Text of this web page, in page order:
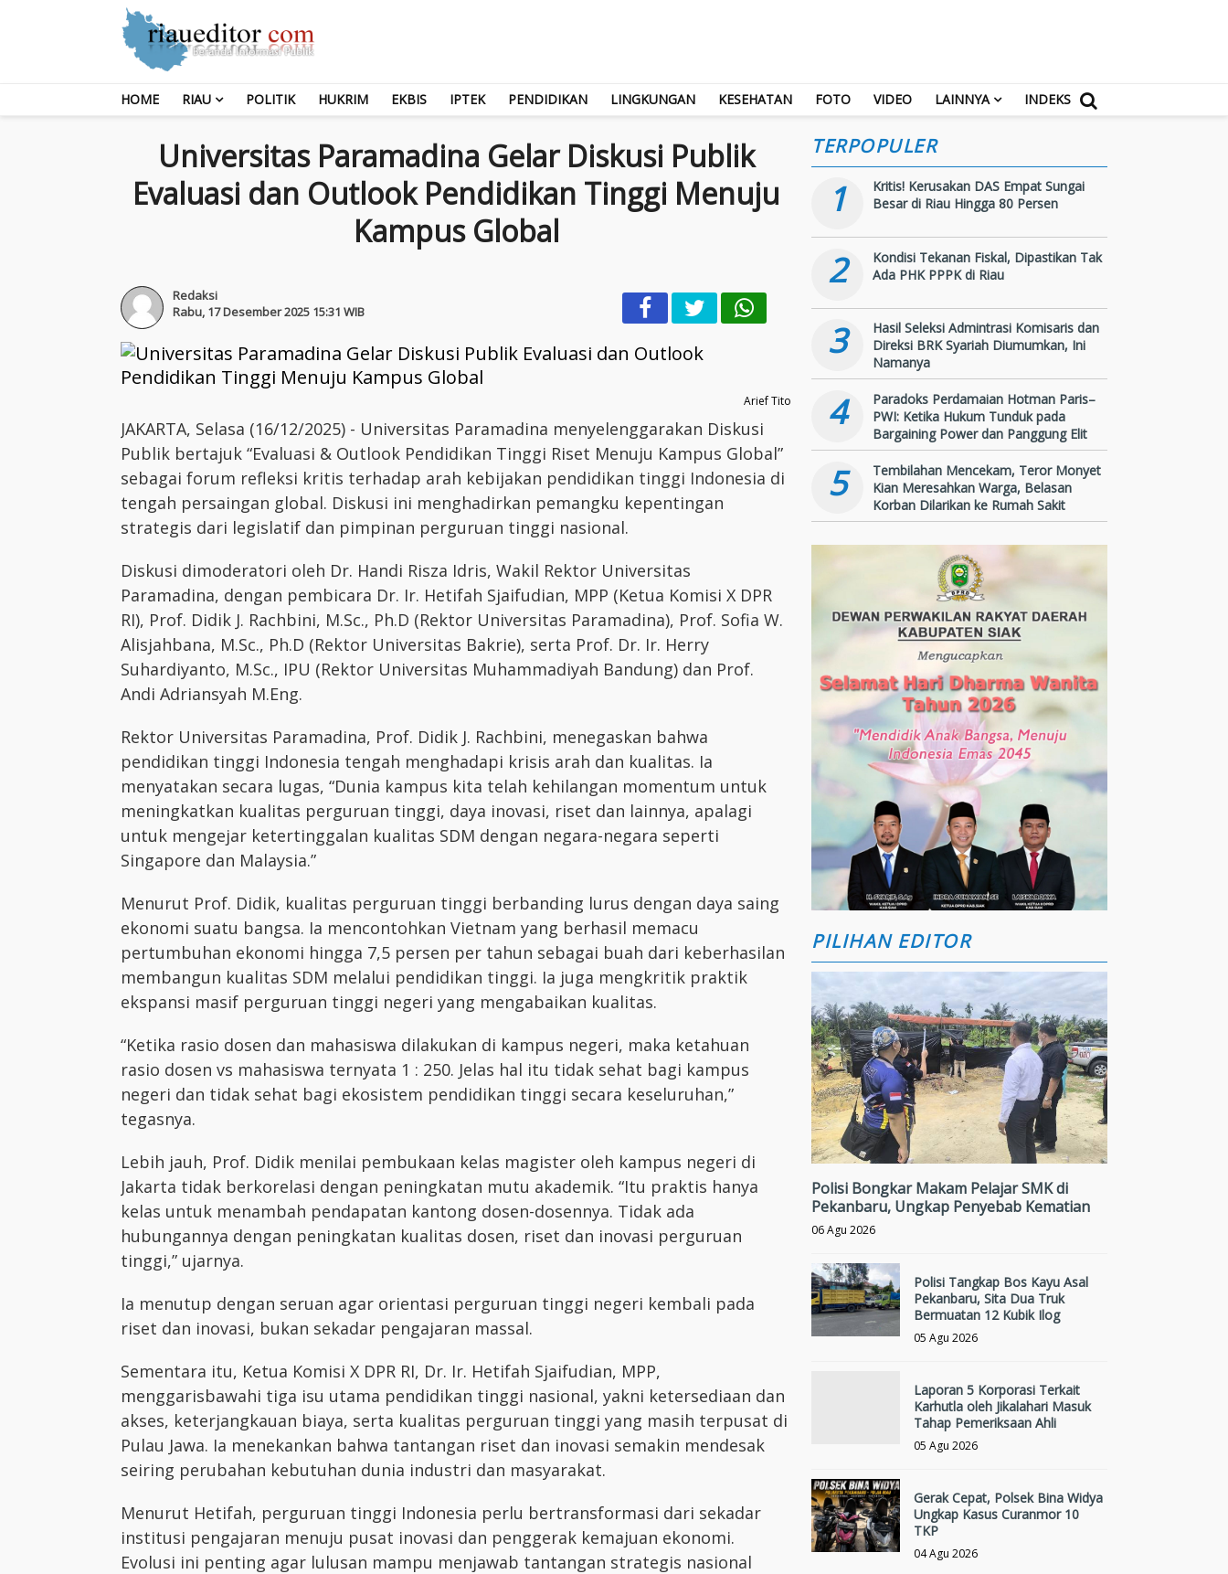
HOME RIAU POLITIK HUKRIM EKBIS IPTEK PENDIDIKAN LINGKUNGAN KESEHATAN FOTO VIDEO LAINNYA INDEKS
Universitas Paramadina Gelar Diskusi Publik
Evaluasi dan Outlook Pendidikan Tinggi Menuju
Kampus Global
Redaksi
Rabu, 17 Desember 2025 15:31 WIB
Arief Tito
JAKARTA, Selasa (16/12/2025) - Universitas Paramadina menyelenggarakan Diskusi
Publik bertajuk “Evaluasi & Outlook Pendidikan Tinggi Riset Menuju Kampus Global”
sebagai forum refleksi kritis terhadap arah kebijakan pendidikan tinggi Indonesia di
tengah persaingan global. Diskusi ini menghadirkan pemangku kepentingan
strategis dari legislatif dan pimpinan perguruan tinggi nasional.
Diskusi dimoderatori oleh Dr. Handi Risza Idris, Wakil Rektor Universitas
Paramadina, dengan pembicara Dr. Ir. Hetifah Sjaifudian, MPP (Ketua Komisi X DPR
RI), Prof. Didik J. Rachbini, M.Sc., Ph.D (Rektor Universitas Paramadina), Prof. Sofia W.
Alisjahbana, M.Sc., Ph.D (Rektor Universitas Bakrie), serta Prof. Dr. Ir. Herry
Suhardiyanto, M.Sc., IPU (Rektor Universitas Muhammadiyah Bandung) dan Prof.
Andi Adriansyah M.Eng.
Rektor Universitas Paramadina, Prof. Didik J. Rachbini, menegaskan bahwa
pendidikan tinggi Indonesia tengah menghadapi krisis arah dan kualitas. Ia
menyatakan secara lugas, “Dunia kampus kita telah kehilangan momentum untuk
meningkatkan kualitas perguruan tinggi, daya inovasi, riset dan lainnya, apalagi
untuk mengejar ketertinggalan kualitas SDM dengan negara-negara seperti
Singapore dan Malaysia.”
Menurut Prof. Didik, kualitas perguruan tinggi berbanding lurus dengan daya saing
ekonomi suatu bangsa. Ia mencontohkan Vietnam yang berhasil memacu
pertumbuhan ekonomi hingga 7,5 persen per tahun sebagai buah dari keberhasilan
membangun kualitas SDM melalui pendidikan tinggi. Ia juga mengkritik praktik
ekspansi masif perguruan tinggi negeri yang mengabaikan kualitas.
“Ketika rasio dosen dan mahasiswa dilakukan di kampus negeri, maka ketahuan
rasio dosen vs mahasiswa ternyata 1 : 250. Jelas hal itu tidak sehat bagi kampus
negeri dan tidak sehat bagi ekosistem pendidikan tinggi secara keseluruhan,”
tegasnya.
Lebih jauh, Prof. Didik menilai pembukaan kelas magister oleh kampus negeri di
Jakarta tidak berkorelasi dengan peningkatan mutu akademik. “Itu praktis hanya
kelas untuk menambah pendapatan kantong dosen-dosennya. Tidak ada
hubungannya dengan peningkatan kualitas dosen, riset dan inovasi perguruan
tinggi,” ujarnya.
Ia menutup dengan seruan agar orientasi perguruan tinggi negeri kembali pada
riset dan inovasi, bukan sekadar pengajaran massal.
Sementara itu, Ketua Komisi X DPR RI, Dr. Ir. Hetifah Sjaifudian, MPP,
menggarisbawahi tiga isu utama pendidikan tinggi nasional, yakni ketersediaan dan
akses, keterjangkauan biaya, serta kualitas perguruan tinggi yang masih terpusat di
Pulau Jawa. Ia menekankan bahwa tantangan riset dan inovasi semakin mendesak
seiring perubahan kebutuhan dunia industri dan masyarakat.
Menurut Hetifah, perguruan tinggi Indonesia perlu bertransformasi dari sekadar
institusi pengajaran menuju pusat inovasi dan penggerak kemajuan ekonomi.
Evolusi ini penting agar lulusan mampu menjawab tantangan strategis nasional
TERPOPULER
1
Kritis! Kerusakan DAS Empat Sungai
Besar di Riau Hingga 80 Persen
2
Kondisi Tekanan Fiskal, Dipastikan Tak
Ada PHK PPPK di Riau
3
Hasil Seleksi Admintrasi Komisaris dan
Direksi BRK Syariah Diumumkan, Ini
Namanya
4
Paradoks Perdamaian Hotman Paris–
PWI: Ketika Hukum Tunduk pada
Bargaining Power dan Panggung Elit
5
Tembilahan Mencekam, Teror Monyet
Kian Meresahkan Warga, Belasan
Korban Dilarikan ke Rumah Sakit
PILIHAN EDITOR
Polisi Bongkar Makam Pelajar SMK di
Pekanbaru, Ungkap Penyebab Kematian
06 Agu 2026
Polisi Tangkap Bos Kayu Asal
Pekanbaru, Sita Dua Truk
Bermuatan 12 Kubik Ilog
05 Agu 2026
Laporan 5 Korporasi Terkait
Karhutla oleh Jikalahari Masuk
Tahap Pemeriksaan Ahli
05 Agu 2026
Gerak Cepat, Polsek Bina Widya
Ungkap Kasus Curanmor 10
TKP
04 Agu 2026